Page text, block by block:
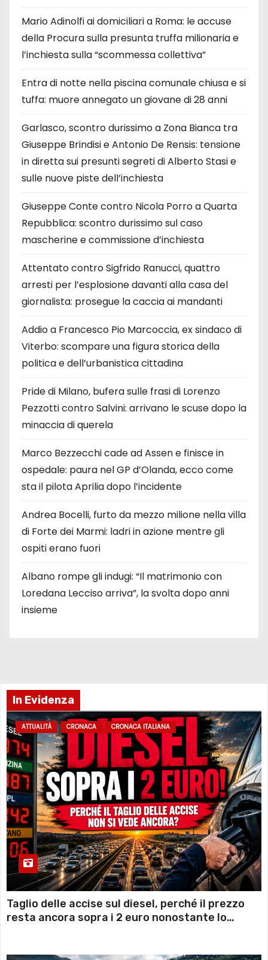
Mario Adinolfi ai domiciliari a Roma: le accuse
della Procura sulla presunta truffa milionaria e
l’inchiesta sulla “scommessa collettiva”
Entra di notte nella piscina comunale chiusa e si
tuffa: muore annegato un giovane di 28 anni
Garlasco, scontro durissimo a Zona Bianca tra
Giuseppe Brindisi e Antonio De Rensis: tensione
in diretta sui presunti segreti di Alberto Stasi e
sulle nuove piste dell’inchiesta
Giuseppe Conte contro Nicola Porro a Quarta
Repubblica: scontro durissimo sul caso
mascherine e commissione d’inchiesta
Attentato contro Sigfrido Ranucci, quattro
arresti per l’esplosione davanti alla casa del
giornalista: prosegue la caccia ai mandanti
Addio a Francesco Pio Marcoccia, ex sindaco di
Viterbo: scompare una figura storica della
politica e dell’urbanistica cittadina
Pride di Milano, bufera sulle frasi di Lorenzo
Pezzotti contro Salvini: arrivano le scuse dopo la
minaccia di querela
Marco Bezzecchi cade ad Assen e finisce in
ospedale: paura nel GP d’Olanda, ecco come
sta il pilota Aprilia dopo l’incidente
Andrea Bocelli, furto da mezzo milione nella villa
di Forte dei Marmi: ladri in azione mentre gli
ospiti erano fuori
Albano rompe gli indugi: “Il matrimonio con
Loredana Lecciso arriva”, la svolta dopo anni
insieme
In Evidenza
ATTUALITÀ CRONACA CRONACA ITALIANA
Taglio delle accise sul diesel, perché il prezzo
resta ancora sopra i 2 euro nonostante lo